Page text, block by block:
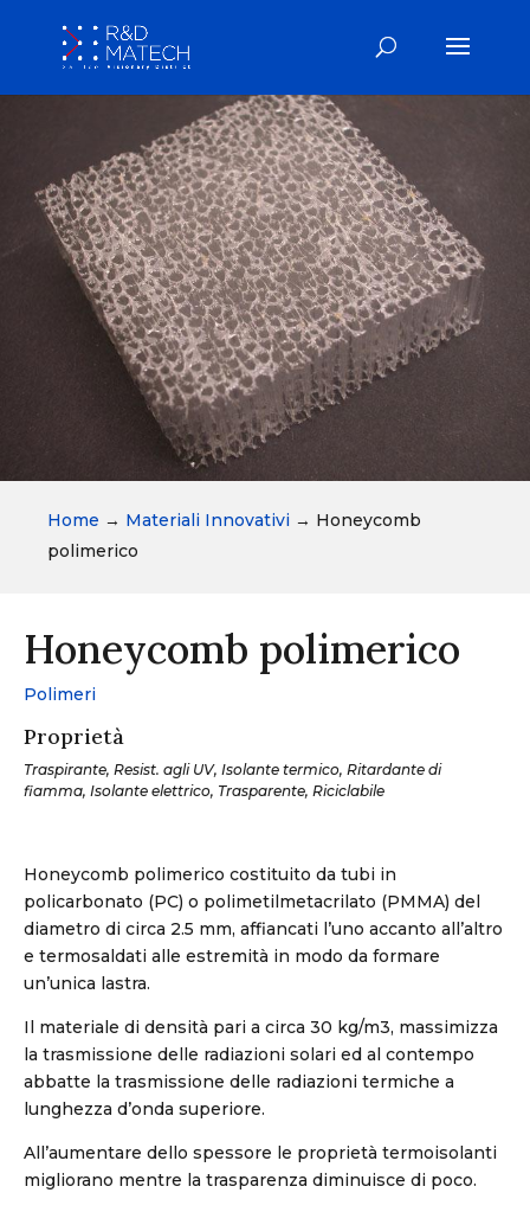
Home → Materiali Innovativi → Honeycomb
polimerico
Honeycomb polimerico
Polimeri
Proprietà
Traspirante, Resist. agli UV, Isolante termico, Ritardante di
fiamma, Isolante elettrico, Trasparente, Riciclabile
Honeycomb polimerico costituito da tubi in
policarbonato (PC) o polimetilmetacrilato (PMMA) del
diametro di circa 2.5 mm, affiancati l’uno accanto all’altro
e termosaldati alle estremità in modo da formare
un’unica lastra.
Il materiale di densità pari a circa 30 kg/m3, massimizza
la trasmissione delle radiazioni solari ed al contempo
abbatte la trasmissione delle radiazioni termiche a
lunghezza d’onda superiore.
All’aumentare dello spessore le proprietà termoisolanti
migliorano mentre la trasparenza diminuisce di poco.